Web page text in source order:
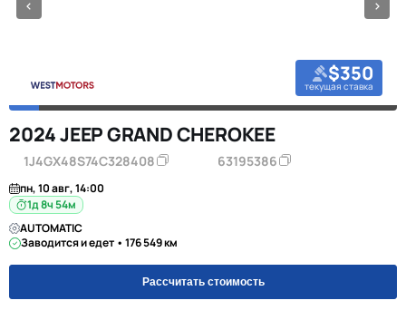
$350
текущая ставка
2024 JEEP GRAND CHEROKEE
1J4GX48S74C328408 63195386
пн, 10 авг, 14:00
1д 8ч 54м
AUTOMATIC
Заводится и едет • 176 549 км
Рассчитать стоимость